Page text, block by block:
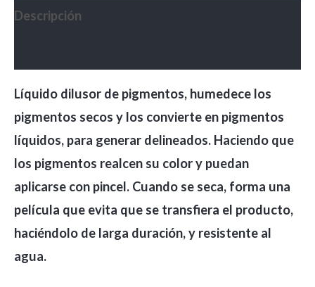
Descripción
Líquido dilusor de pigmentos, humedece los
pigmentos secos y los convierte en pigmentos
líquidos, para generar delineados. Haciendo que
los pigmentos realcen su color y puedan
aplicarse con pincel. Cuando se seca, forma una
película que evita que se transfiera el producto,
haciéndolo de larga duración, y resistente al
agua.